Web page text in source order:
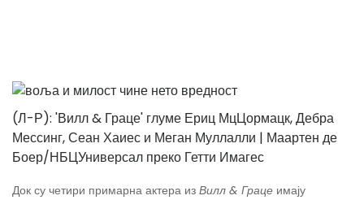
(Л-Р): 'Вилл & Граце' глуме Ериц МцЦормацк, Дебра
Мессинг, Сеан Хаиес и Меган Муллалли | Маартен де
Боер/НБЦУниверсал преко Гетти Имагес
Док су четири примарна актера из Вилл & Граце имају